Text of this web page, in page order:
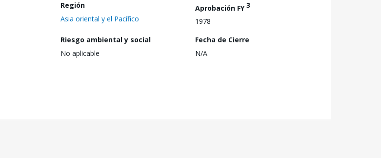
Región
Asia oriental y el Pacífico
Aprobación FY3
1978
Riesgo ambiental y social
No aplicable
Fecha de Cierre
N/A